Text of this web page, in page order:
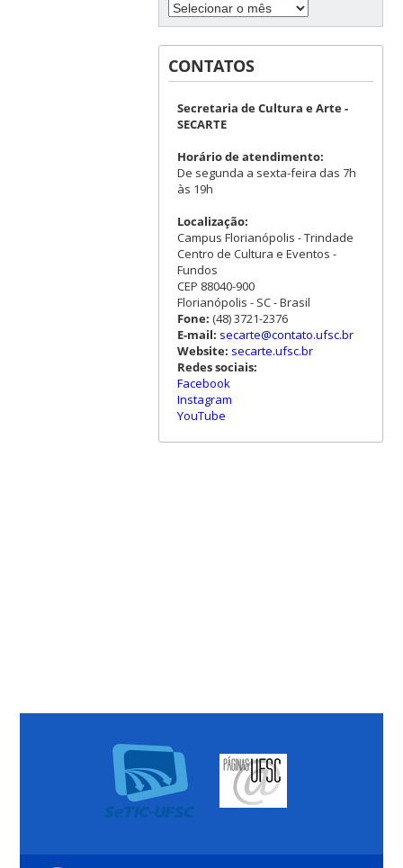
CONTATOS
Secretaria de Cultura e Arte -
SECARTE
Horário de atendimento:
De segunda a sexta-feira das 7h
às 19h
Localização:
Campus Florianópolis - Trindade
Centro de Cultura e Eventos -
Fundos
CEP 88040-900
Florianópolis - SC - Brasil
Fone: (48) 3721-2376
E-mail: secarte@contato.ufsc.br
Website: secarte.ufsc.br
Redes sociais:
Facebook
Instagram
YouTube